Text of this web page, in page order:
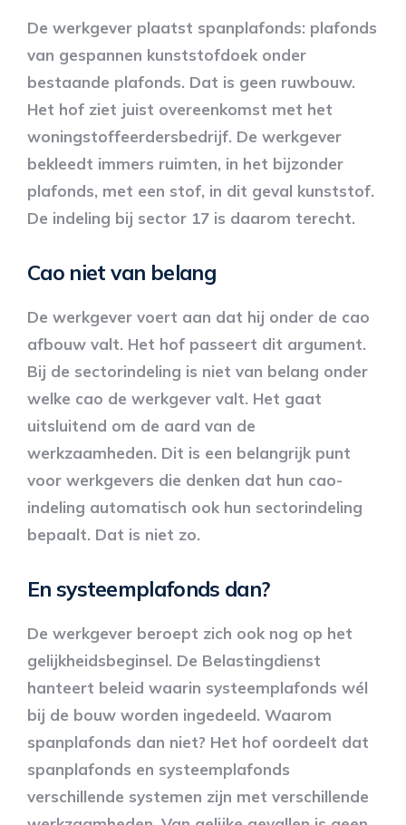
De werkgever plaatst spanplafonds: plafonds
van gespannen kunststofdoek onder
bestaande plafonds. Dat is geen ruwbouw.
Het hof ziet juist overeenkomst met het
woningstoffeerdersbedrijf. De werkgever
bekleedt immers ruimten, in het bijzonder
plafonds, met een stof, in dit geval kunststof.
De indeling bij sector 17 is daarom terecht.
Cao niet van belang
De werkgever voert aan dat hij onder de cao
afbouw valt. Het hof passeert dit argument.
Bij de sectorindeling is niet van belang onder
welke cao de werkgever valt. Het gaat
uitsluitend om de aard van de
werkzaamheden. Dit is een belangrijk punt
voor werkgevers die denken dat hun cao-
indeling automatisch ook hun sectorindeling
bepaalt. Dat is niet zo.
En systeemplafonds dan?
De werkgever beroept zich ook nog op het
gelijkheidsbeginsel. De Belastingdienst
hanteert beleid waarin systeemplafonds wél
bij de bouw worden ingedeeld. Waarom
spanplafonds dan niet? Het hof oordeelt dat
spanplafonds en systeemplafonds
verschillende systemen zijn met verschillende